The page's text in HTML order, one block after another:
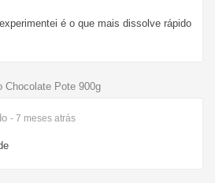
é o que mais dissolve rápido
Chocolate Pote 900g
- 7 meses atrás